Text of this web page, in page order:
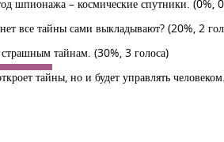
шпионажа – космические спутники. (0%,
все тайны сами выкладывают? (20%, 2
тайнам. (30%, 3 голоса)
тайны, но и будет управлять человеком.